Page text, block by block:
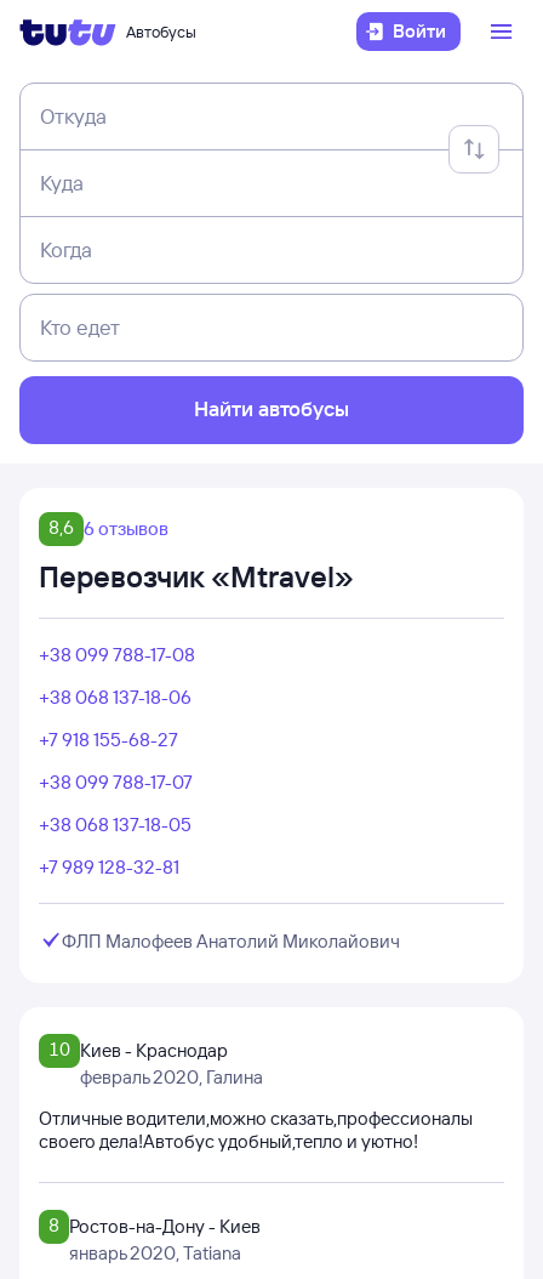
Автобусы Войти
Откуда
Куда
Когда
Кто едет
Найти автобусы
8,6 6 отзывов
Перевозчик «Mtravel»
+38 099 788-17-08
+38 068 137-18-06
+7 918 155-68-27
+38 099 788-17-07
+38 068 137-18-05
+7 989 128-32-81
ФЛП Малофеев Анатолий Миколайович
10 Киев - Краснодар
февраль 2020, Галина
Отличные водители,можно сказать,профессионалы
своего дела!Автобус удобный,тепло и уютно!
8 Ростов-на-Дону - Киев
январь 2020, Tatiana